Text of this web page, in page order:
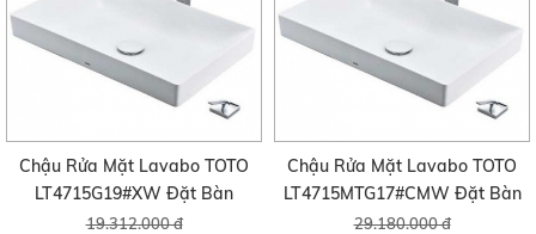
Chậu Rửa Mặt Lavabo TOTO
LT4715G19#XW Đặt Bàn
19.312.000 đ
Chậu Rửa Mặt Lavabo TOTO
LT4715MTG17#CMW Đặt Bàn
29.180.000 đ